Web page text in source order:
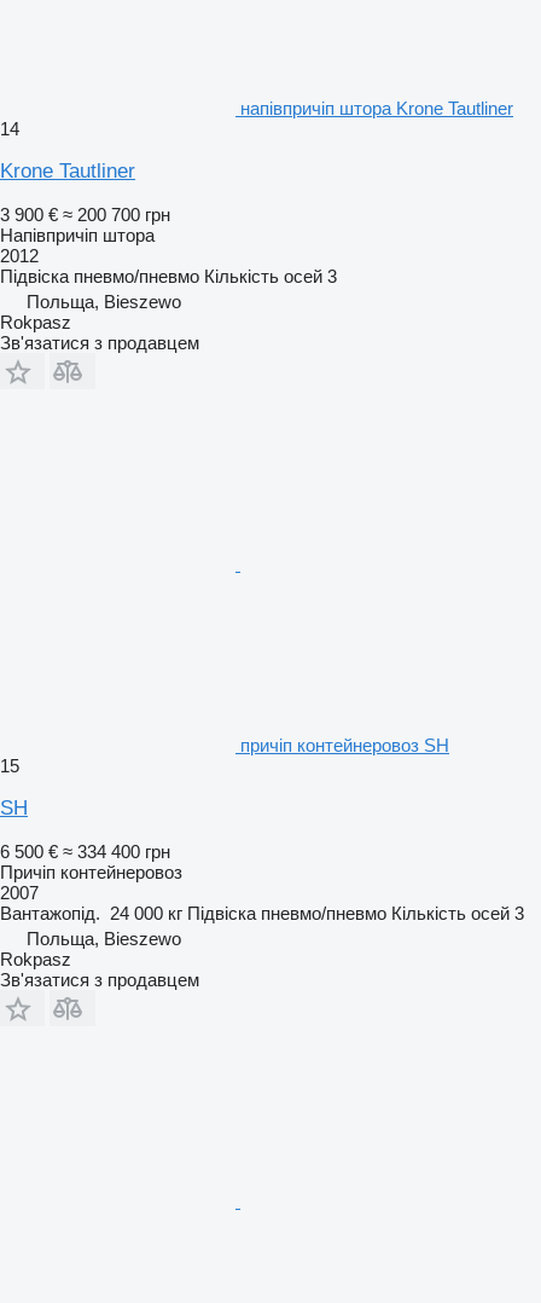
напівпричіп штора Krone Tautliner
14
Krone Tautliner
3 900 € ≈ 200 700 грн
Напівпричіп штора
2012
Підвіска пневмо/пневмо Кількість осей 3
Польща, Bieszewo
Rokpasz
Зв'язатися з продавцем
причіп контейнеровоз SH
15
SH
6 500 € ≈ 334 400 грн
Причіп контейнеровоз
2007
Вантажопід. 24 000 кг Підвіска пневмо/пневмо Кількість осей 3
Польща, Bieszewo
Rokpasz
Зв'язатися з продавцем